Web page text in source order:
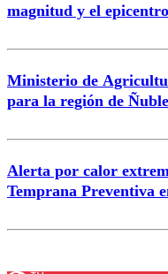
magnitud y el epicentro
Ministerio de
para la región de Ñuble
Alerta por calor
Temprana Preventiva